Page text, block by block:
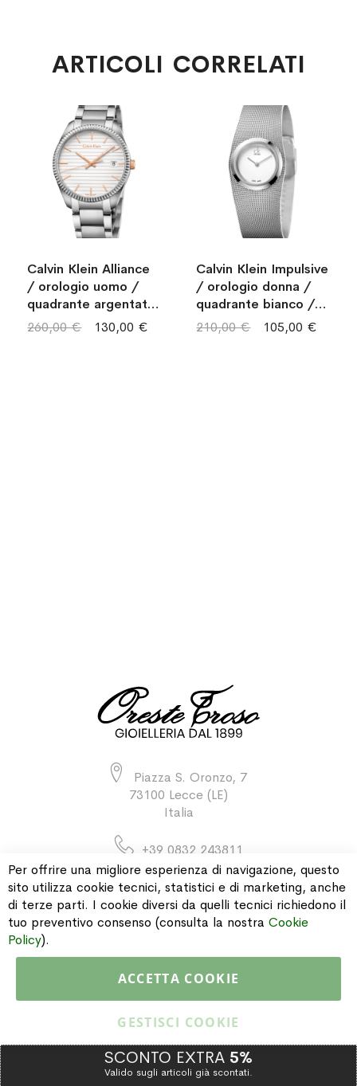
ARTICOLI CORRELATI
Calvin Klein Alliance
/ orologio uomo /
quadrante argentato
/ cassa e bracciale
acciaio
130,00 €
260,00 €
Calvin Klein Impulsive
/ orologio donna /
quadrante bianco /
cassa e bracciale
acciaio
105,00 €
210,00 €
Piazza S. Oronzo, 7
73100 Lecce (LE)
Italia
+39 0832 243811
INFORMAZIONI
Copyright © 2015 Gioielleria Oreste Troso. All rights reserved. P. IVA
Per offrire una migliore esperienza di navigazione, questo
sito utilizza cookie tecnici, statistici e di marketing, anche
di terze parti. I cookie diversi da quelli tecnici richiedono il
tuo preventivo consenso (consulta la nostra Cookie
Policy).
ACCETTA COOKIE
GESTISCI COOKIE
SCONTO EXTRA 5%
Valido sugli articoli già scontati.